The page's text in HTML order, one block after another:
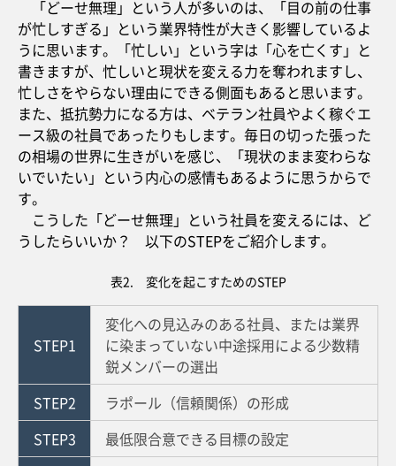
「どーせ無理」という人が多いのは、「目の前の仕事
が忙しすぎる」という業界特性が大きく影響しているよ
うに思います。「忙しい」という字は「心を亡くす」と
書きますが、忙しいと現状を変える力を奪われますし、
忙しさをやらない理由にできる側面もあると思います。
また、抵抗勢力になる方は、ベテラン社員やよく稼ぐエ
ース級の社員であったりもします。毎日の切った張った
の相場の世界に生きがいを感じ、「現状のまま変わらな
いでいたい」という内心の感情もあるように思うからで
す。
こうした「どーせ無理」という社員を変えるには、ど
うしたらいいか？ 以下のSTEPをご紹介します。
表2. 変化を起こすためのSTEP
STEP1
変化への見込みのある社員、または業界
に染まっていない中途採用による少数精
鋭メンバーの選出
STEP2
ラポール（信頼関係）の形成
STEP3
最低限合意できる目標の設定